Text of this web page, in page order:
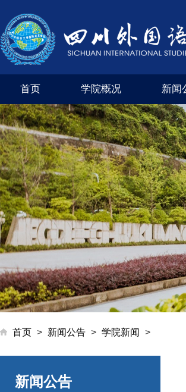
首页 学院概况 新闻
学院风采 外交外事市级实验
首页 > 新闻公告 > 学院新闻 >
新闻公告